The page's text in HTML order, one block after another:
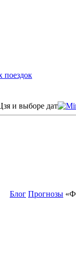
поездок
и выборе дат
Блог Прогнозы